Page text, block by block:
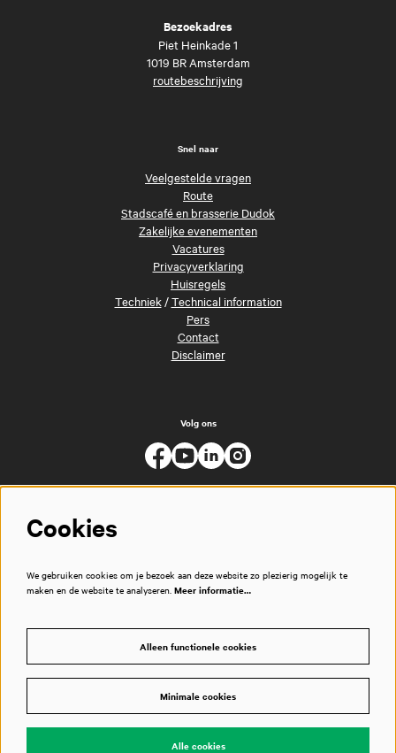
Bezoekadres
Piet Heinkade 1
1019 BR Amsterdam
routebeschrijving
Snel naar
Veelgestelde vragen
Route
Stadscafé en brasserie Dudok
Zakelijke evenementen
Vacatures
Privacyverklaring
Huisregels
Techniek/Technical information
Pers
Contact
Disclaimer
Volg ons
Cookies
We gebruiken cookies om je bezoek aan deze website zo plezierig mogelijk te
maken en de website te analyseren. Meer informatie…
Alleen functionele cookies
Minimale cookies
Alle cookies